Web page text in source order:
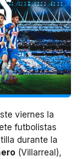
viernes la
futbolistas
durante la
(Villarreal),